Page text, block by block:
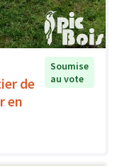
de
en
Soumise
au vote